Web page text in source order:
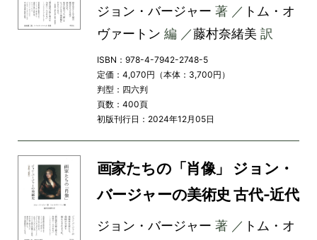
ジョン・バージャー 著 ／ トム・オ
ヴァートン 編 ／藤村奈緒美 訳
ISBN：978-4-7942-2748-5
定価：4,070円（本体：3,700円）
判型：四六判
頁数：400頁
初版刊行日：2024年12月05日
画家たちの「肖像」 ジョン・
バージャーの美術史 古代-近代
ジョン・バージャー 著 ／ トム・オ